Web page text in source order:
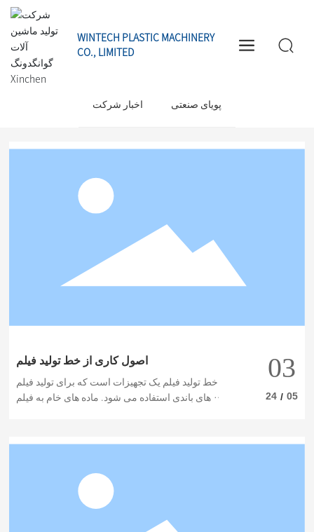
WINTECH PLASTIC MACHINERY
CO., LIMITED
اخبار
اخبار شرکت پویای صنعتی
اصول کاری از خط تولید فیلم
خط تولید فیلم یک تجهیزات است که برای تولید فیلم
های باندی استفاده می شود. ماده های خام به فیلم
استفاده می شود.
03
24 / 05